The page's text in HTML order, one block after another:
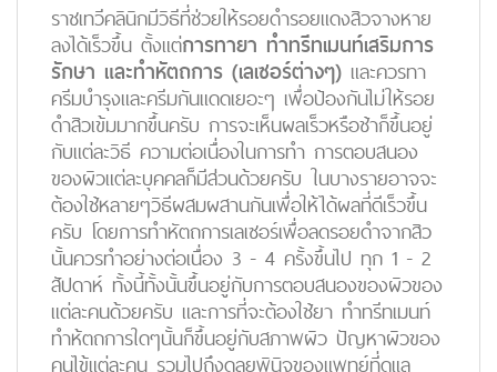
ราชเทวีคลินิกมีวิธีที่ช่วยให้รอยดำรอยแดงสิวจางหาย
ลงได้เร็วขึ้น ตั้งแต่การทายา ทำทรีทเมนท์เสริมการ
รักษา และทำหัตถการ (เลเซอร์ต่างๆ) และควรทา
ครีมบำรุงและครีมกันแดดเยอะๆ เพื่อป้องกันไม่ให้รอย
ดำสิวเข้มมากขึ้นครับ การจะเห็นผลเร็วหรือช้าก็ขึ้นอยู่
กับแต่ละวิธี ความต่อเนื่องในการทำ การตอบสนอง
ของผิวแต่ละบุคคลก็มีส่วนด้วยครับ ในบางรายอาจจะ
ต้องใช้หลายๆวิธีผสมผสานกันเพื่อให้ได้ผลที่ดีเร็วขึ้น
ครับ โดยการทำหัตถการเลเซอร์เพื่อลดรอยดำจากสิว
นั้นควรทำอย่างต่อเนื่อง 3 - 4 ครั้งขึ้นไป ทุก 1 - 2
สัปดาห์ ทั้งนี้ทั้งนั้นขึ้นอยู่กับการตอบสนองของผิวของ
แต่ละคนด้วยครับ และการที่จะต้องใช้ยา ทำทรีทเมนท์
ทำห้ตถการใดๆนั้นก็ขึ้นอยู่กับสภาพผิว ปัญหาผิวของ
คนไข้แต่ละคน รวมไปถึงดุลยพินิจของแพทย์ที่ดูแล